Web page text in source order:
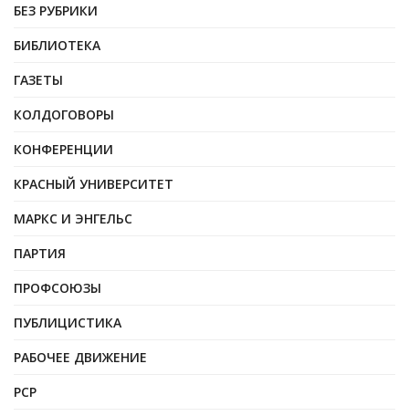
БЕЗ РУБРИКИ
БИБЛИОТЕКА
ГАЗЕТЫ
КОЛДОГОВОРЫ
КОНФЕРЕНЦИИ
КРАСНЫЙ УНИВЕРСИТЕТ
МАРКС И ЭНГЕЛЬС
ПАРТИЯ
ПРОФСОЮЗЫ
ПУБЛИЦИСТИКА
РАБОЧЕЕ ДВИЖЕНИЕ
РСР